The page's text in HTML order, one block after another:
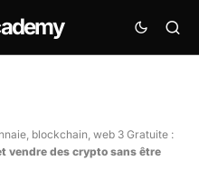
blockchain, web 3 Gratuite :
vendre des crypto sans être